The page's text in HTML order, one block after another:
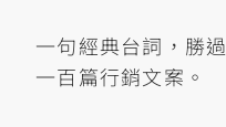
一句經典台詞，勝過
一百篇行銷文案。